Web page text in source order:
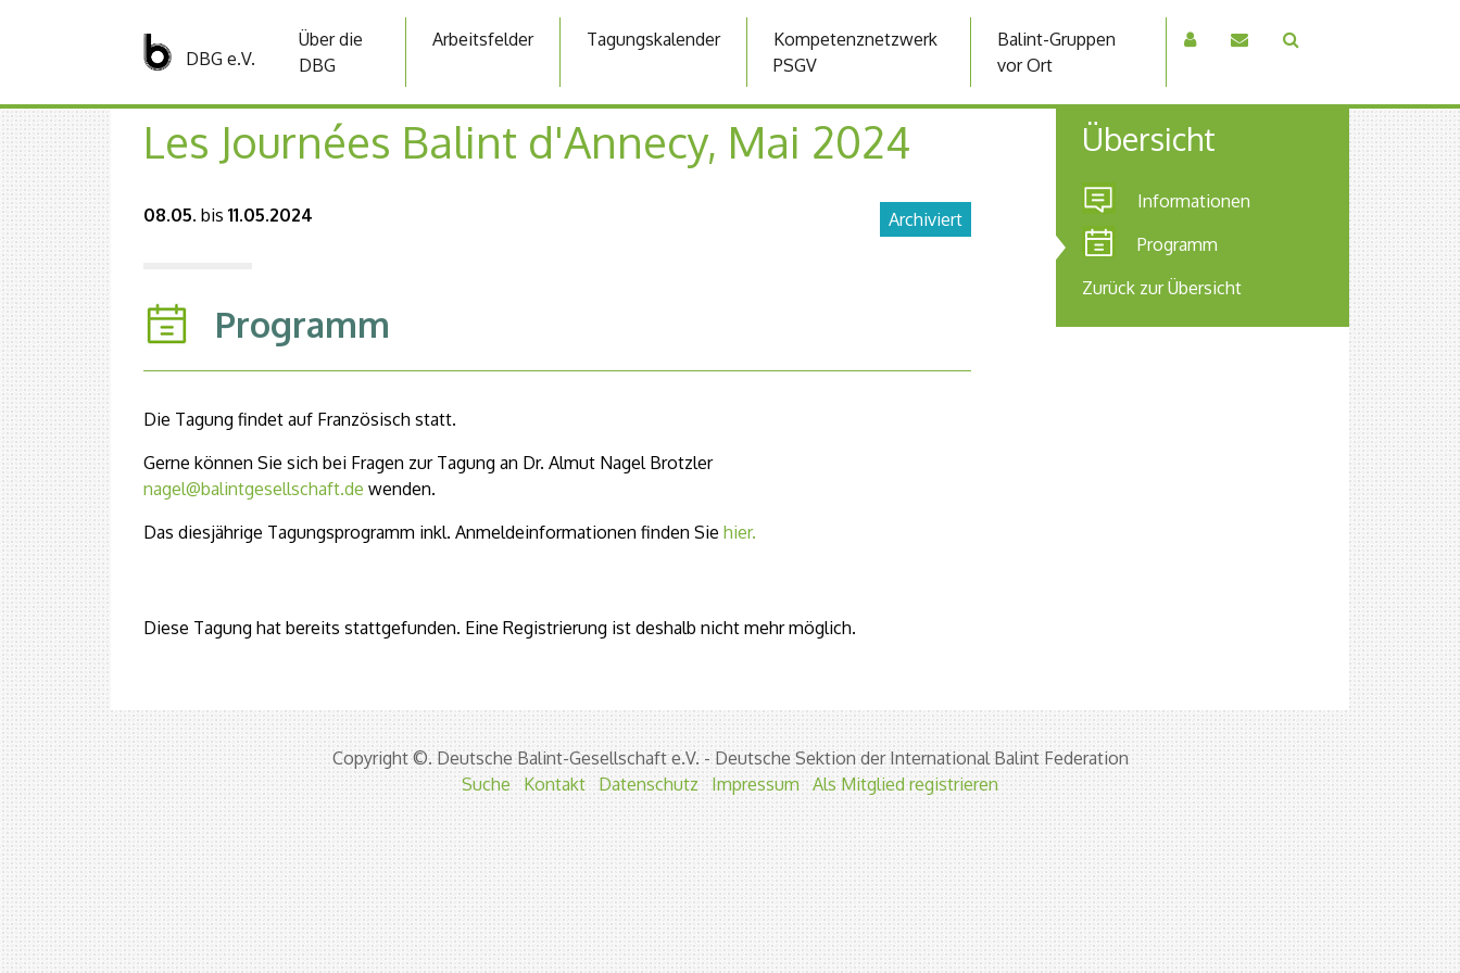
DBG e.V.
Über die
DBG
Arbeitsfelder Tagungskalender
Kompetenznetzwerk
PSGV
Balint-Gruppen
vor Ort
Übersicht
Informationen
Programm
Zurück zur Übersicht
Les Journées Balint d'Annecy, Mai 2024
Archiviert
08.05. bis 11.05.2024
Programm
Die Tagung findet auf Französisch statt.
Gerne können Sie sich bei Fragen zur Tagung an Dr. Almut Nagel Brotzler
nagel@balintgesellschaft.de wenden.
Das diesjährige Tagungsprogramm inkl. Anmeldeinformationen finden Sie hier.
Diese Tagung hat bereits stattgefunden. Eine Registrierung ist deshalb nicht mehr möglich.
Copyright ©. Deutsche Balint-Gesellschaft e.V. - Deutsche Sektion der International Balint Federation
Suche
Kontakt Datenschutz Impressum Als Mitglied registrieren